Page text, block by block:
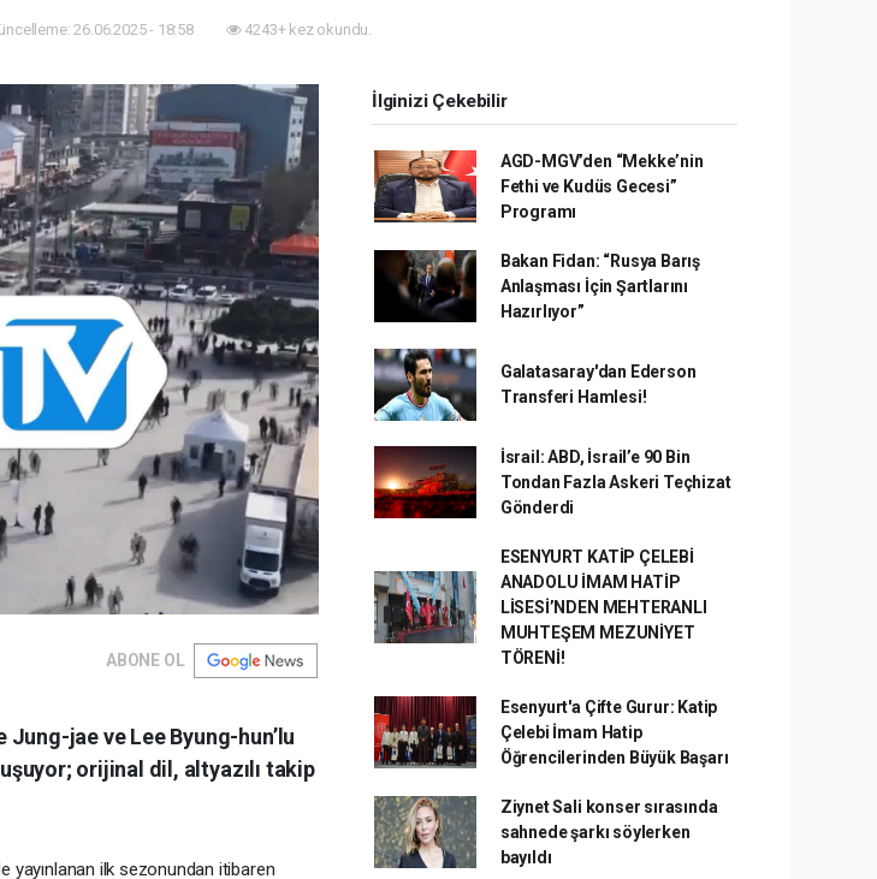
26.06.2025 - 18:58 4243+ kez okundu.
ABONE OL
jae ve Lee Byung-hun’lu
orijinal dil, altyazılı takip
yayınlanan ilk sezonundan itibaren
İlginizi Çekebilir
AGD-MGV’den “Mekke’nin
Fethi ve Kudüs Gecesi”
Programı
Bakan Fidan: “Rusya Barış
Anlaşması İçin Şartlarını
Hazırlıyor”
Galatasaray'dan Ederson
Transferi Hamlesi!
İsrail: ABD, İsrail’e 90 Bin
Tondan Fazla Askeri Teçhizat
Gönderdi
ESENYURT KATİP ÇELEBİ
ANADOLU İMAM HATİP
LİSESİ’NDEN MEHTERANLI
MUHTEŞEM MEZUNİYET
TÖRENİ!
Esenyurt'a Çifte Gurur: Katip
Çelebi İmam Hatip
Öğrencilerinden Büyük Başarı
Ziynet Sali konser sırasında
sahnede şarkı söylerken
bayıldı